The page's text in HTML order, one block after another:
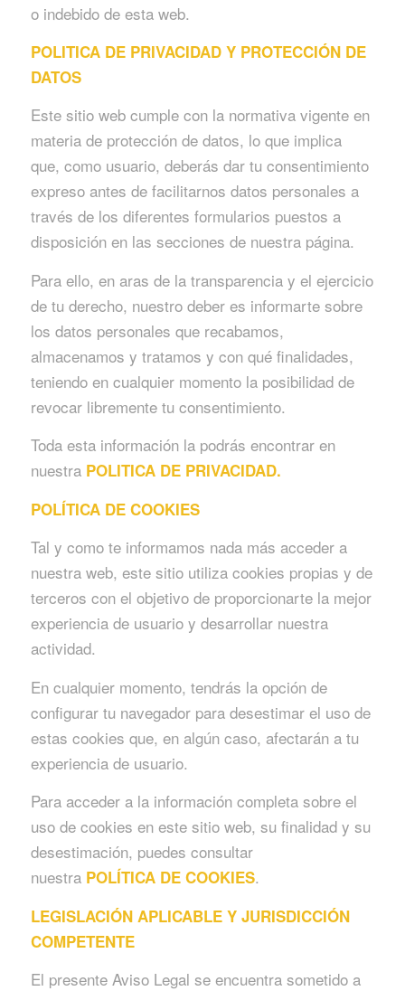
o indebido de esta web.
POLITICA DE PRIVACIDAD Y PROTECCIÓN DE
DATOS
Este sitio web cumple con la normativa vigente en
materia de protección de datos, lo que implica
que, como usuario, deberás dar tu consentimiento
expreso antes de facilitarnos datos personales a
través de los diferentes formularios puestos a
disposición en las secciones de nuestra página.
Para ello, en aras de la transparencia y el ejercicio
de tu derecho, nuestro deber es informarte sobre
los datos personales que recabamos,
almacenamos y tratamos y con qué finalidades,
teniendo en cualquier momento la posibilidad de
revocar libremente tu consentimiento.
Toda esta información la podrás encontrar en
nuestra POLITICA DE PRIVACIDAD.
POLÍTICA DE COOKIES
Tal y como te informamos nada más acceder a
nuestra web, este sitio utiliza cookies propias y de
terceros con el objetivo de proporcionarte la mejor
experiencia de usuario y desarrollar nuestra
actividad.
En cualquier momento, tendrás la opción de
configurar tu navegador para desestimar el uso de
estas cookies que, en algún caso, afectarán a tu
experiencia de usuario.
Para acceder a la información completa sobre el
uso de cookies en este sitio web, su finalidad y su
desestimación, puedes consultar
nuestra POLÍTICA DE COOKIES.
LEGISLACIÓN APLICABLE Y JURISDICCIÓN
COMPETENTE
El presente Aviso Legal se encuentra sometido a